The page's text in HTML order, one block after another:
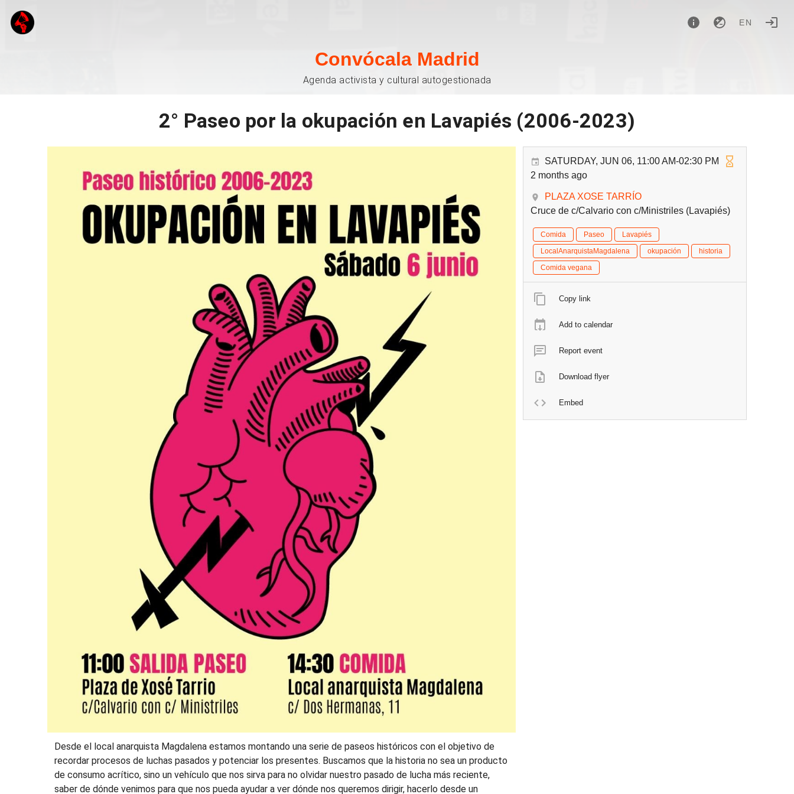
EN
Convócala Madrid
Agenda activista y cultural autogestionada
2° Paseo por la okupación en Lavapiés (2006-2023)
Desde el local anarquista Magdalena estamos montando una serie de paseos históricos con el objetivo de
recordar procesos de luchas pasados y potenciar los presentes. Buscamos que la historia no sea un producto
de consumo acrítico, sino un vehículo que nos sirva para no olvidar nuestro pasado de lucha más reciente,
saber de dónde venimos para que nos pueda ayudar a ver dónde nos queremos dirigir, hacerlo desde un
SATURDAY, JUN 06, 11:00 AM-02:30 PM
2 months ago
PLAZA XOSE TARRÍO
Cruce de c/Calvario con c/Ministriles (Lavapiés)
Comida Paseo
Lavapiés
LocalAnarquistaMagdalena
okupación
historia
Comida vegana
Copy link
Add to calendar
Report event
Download flyer
Embed